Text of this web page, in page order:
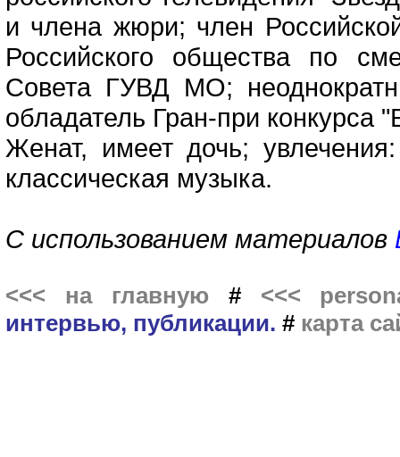
и члена жюри; член
Российского общества по
Совета ГУВД МО;
обладатель Гран-при конкурса
Женат, имеет дочь;
классическая музыка.
С использованием материалов
<<< на главную # <<<
интервью, публикации. # карта